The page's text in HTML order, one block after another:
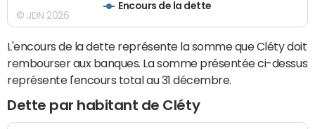
Encours de la dette
© JDN 2026
L'encours de la dette représente la somme que Cléty doit
rembourser aux banques. La somme présentée ci-dessus
représente l'encours total au 31 décembre.
Dette par habitant de Cléty